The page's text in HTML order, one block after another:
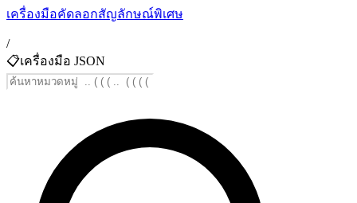
เครื่องมือคัดลอกสัญลักษณ์พิเศษ
/
📋เครื่องมือ JSON